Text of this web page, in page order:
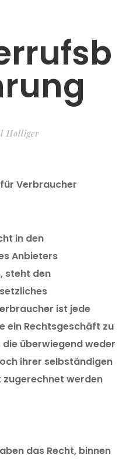
Holliger
Verbraucher
in den
Anbieters
steht den
ist jede
ein Rechtsgeschäft zu
überwiegend weder
ihrer selbständigen
werden
das Recht, binnen